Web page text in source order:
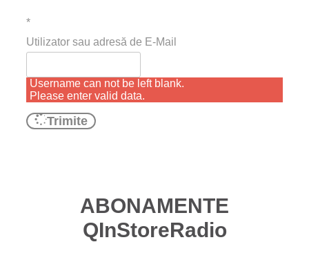
*
Utilizator sau adresă de E-Mail
Username can not be left blank.
Please enter valid data.
Trimite
ABONAMENTE
QInStoreRadio